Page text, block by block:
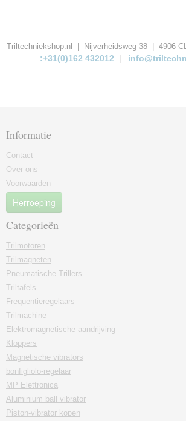
Triltechniekshop.nl | Nijverheidsweg 38 | 4906
:+31(0)162 432012
Informatie
Contact
Over ons
Voorwaarden
Herroeping
Categorieën
Trilmotoren
Trilmagneten
Pneumatische Trillers
Triltafels
Frequentieregelaars
Trilmachine
Elektromagnetische aandrijving
Kloppers
Magnetische vibrators
bonfigliolo-regelaar
MP Elettronica
Aluminium ball vibrator
Piston-vibrator kopen